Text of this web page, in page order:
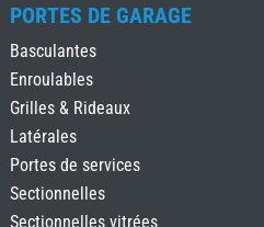
PORTES DE GARAGE
Basculantes
Enroulables
Grilles & Rideaux
Latérales
Portes de services
Sectionnelles
Sectionnelles vitrées